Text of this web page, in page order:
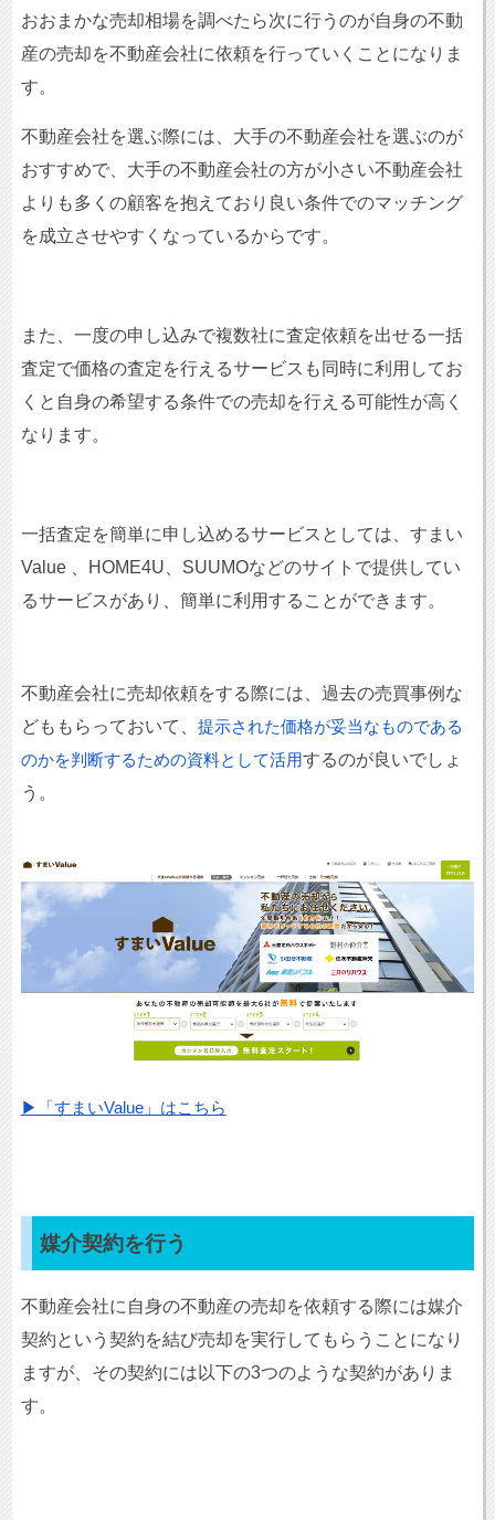
おおまかな売却相場を調べたら次に行うのが自身の不動
産の売却を不動産会社に依頼を行っていくことになりま
す。
不動産会社を選ぶ際には、大手の不動産会社を選ぶのが
おすすめで、大手の不動産会社の方が小さい不動産会社
よりも多くの顧客を抱えており良い条件でのマッチング
を成立させやすくなっているからです。
また、一度の申し込みで複数社に査定依頼を出せる一括
査定で価格の査定を行えるサービスも同時に利用してお
くと自身の希望する条件での売却を行える可能性が高く
なります。
一括査定を簡単に申し込めるサービスとしては、すまい
Value 、HOME4U、SUUMOなどのサイトで提供してい
るサービスがあり、簡単に利用することができます。
不動産会社に売却依頼をする際には、過去の売買事例な
どももらっておいて、 提示された価格が妥当なものである
のかを判断するための資料として活用するのが良いでしょ
う。
▶「すまいValue」はこちら
媒介契約を行う
不動産会社に自身の不動産の売却を依頼する際には媒介
契約という契約を結び売却を実行してもらうことになり
ますが、その契約には以下の3つのような契約がありま
す。